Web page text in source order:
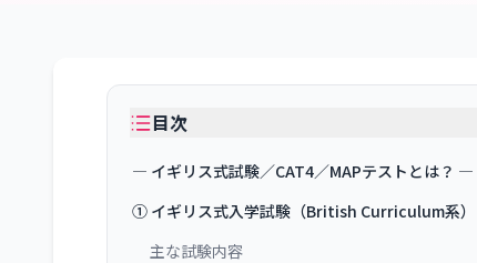
目次
― イギリス式試験／CAT4／MAPテストとは？ ―
① イギリス式入学試験（British Curriculum系）
主な試験内容